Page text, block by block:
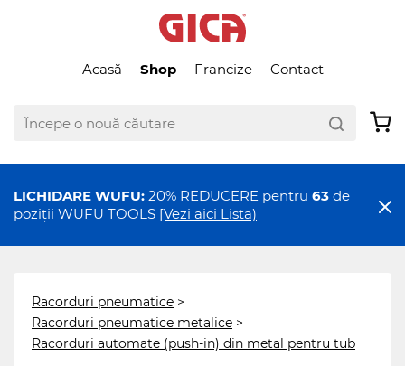
Acasă Shop Francize Contact
LICHIDARE WUFU: 20% REDUCERE pentru 63 de
poziții WUFU TOOLS [Vezi aici Lista)
Racorduri pneumatice >
Racorduri pneumatice metalice >
Racorduri automate (push-in) din metal pentru tub